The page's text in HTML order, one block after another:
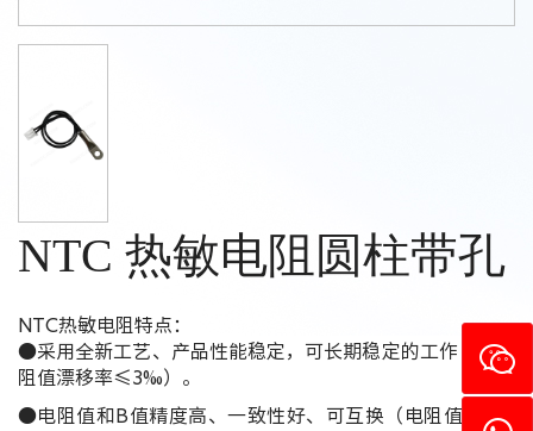
NTC 热敏电阻圆柱带孔
NTC热敏电阻特点：
●采用全新工艺、产品性能稳定，可长期稳定的工作（年电
阻值漂移率≤3‰）。
●电阻值和B值精度高、一致性好、可互换（电阻值和B值